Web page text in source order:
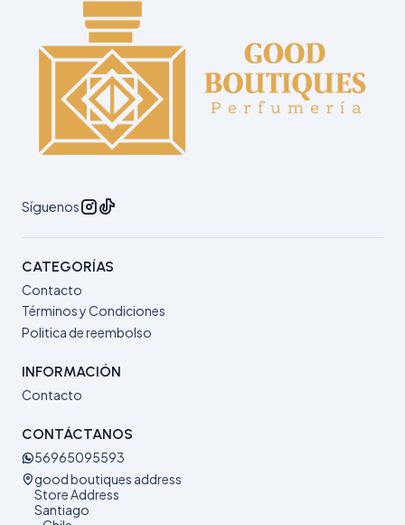
Síguenos
CATEGORÍAS
Contacto
Términos y Condiciones
Politica de reembolso
INFORMACIÓN
Contacto
CONTÁCTANOS
56965095593
good boutiques address
Store Address
Santiago